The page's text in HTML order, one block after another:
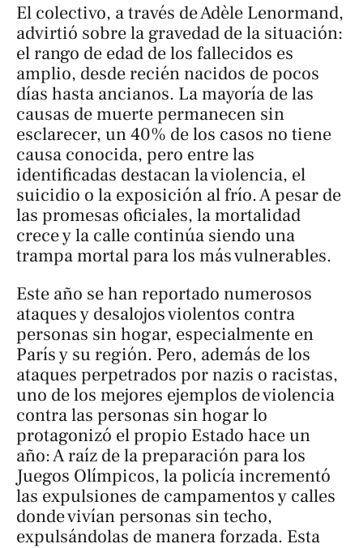
El colectivo, a través de Adèle Lenormand,
advirtió sobre la gravedad de la situación:
el rango de edad de los fallecidos es
amplio, desde recién nacidos de pocos
días hasta ancianos. La mayoría de las
causas de muerte permanecen sin
esclarecer, un 40% de los casos no tiene
causa conocida, pero entre las
identificadas destacan la violencia, el
suicidio o la exposición al frío. A pesar de
las promesas oficiales, la mortalidad
crece y la calle continúa siendo una
trampa mortal para los más vulnerables.
Este año se han reportado numerosos
ataques y desalojos violentos contra
personas sin hogar, especialmente en
París y su región. Pero, además de los
ataques perpetrados por nazis o racistas,
uno de los mejores ejemplos de violencia
contra las personas sin hogar lo
protagonizó el propio Estado hace un
año: A raíz de la preparación para los
Juegos Olímpicos, la policía incrementó
las expulsiones de campamentos y calles
donde vivían personas sin techo,
expulsándolas de manera forzada. Esta